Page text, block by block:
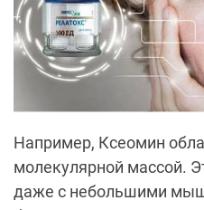
Например, Ксеомин
молекулярной массой.
даже с небольшими